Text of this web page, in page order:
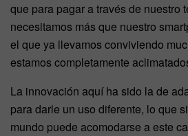
que para pagar a través de nuestro
necesitamos más que nuestro
el que ya llevamos conviviendo
estamos completamente
La innovación aquí ha sido la de
para darle un uso diferente, lo que
mundo puede acomodarse a este